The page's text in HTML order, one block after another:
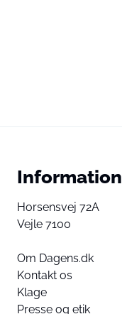
Information
Horsensvej 72A
Vejle 7100
Om Dagens.dk
Kontakt os
Klage
Presse og etik